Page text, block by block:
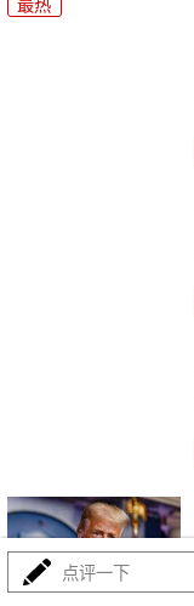
最热
点评一下